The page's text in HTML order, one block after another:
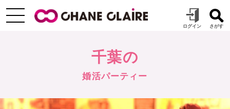
千葉の
婚活パーティー